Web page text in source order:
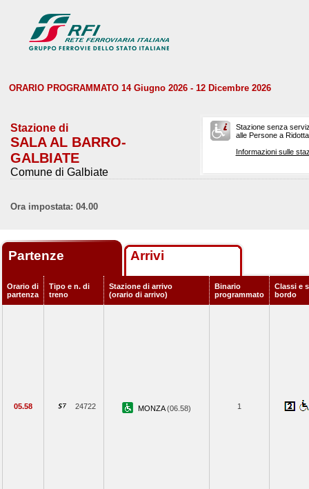
ORARIO PROGRAMMATO 14 Giugno 2026 - 12 Dicembre 2026
Stazione di
SALA AL BARRO-
GALBIATE
Comune di Galbiate
Stazione senza
alle Persone a
Informazioni sulle
Ora impostata: 04.00
Partenze Arrivi
Orario di
partenza
Tipo e n. di
treno
Stazione di arrivo
(orario di arrivo)
Binario
programmato
Classi e
bordo
05.58 24722 MONZA(06.58) 1